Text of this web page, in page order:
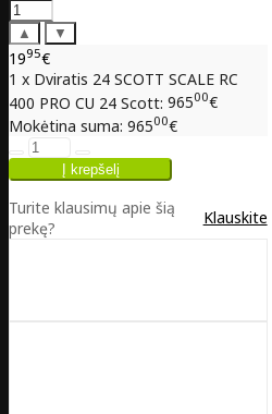
▲ ▼
1995€
1 x Dviratis 24 SCOTT SCALE RC
400 PRO CU 24 Scott: 96500€
Mokėtina suma: 96500€
Turite klausimų apie šią
prekę?
Klauskite